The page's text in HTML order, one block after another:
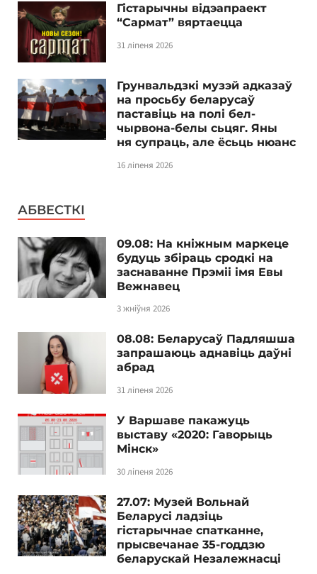
Гістарычны відэапраект
“Сармат” вяртаецца
31 ліпеня 2026
Грунвальдзкі музэй адказаў
на просьбу беларусаў
паставіць на полі бел-
чырвона-белы сьцяг. Яны
ня супраць, але ёсьць нюанс
16 ліпеня 2026
АБВЕСТКІ
09.08: На кніжным маркеце
будуць збіраць сродкі на
заснаванне Прэміі імя Евы
Вежнавец
3 жніўня 2026
08.08: Беларусаў Падляшша
запрашаюць аднавіць даўні
абрад
31 ліпеня 2026
У Варшаве пакажуць
выставу «2020: Гаворыць
Мінск»
30 ліпеня 2026
27.07: Музей Вольнай
Беларусі ладзіць
гістарычнае спатканне,
прысвечанае 35-годдзю
беларускай Незалежнасці